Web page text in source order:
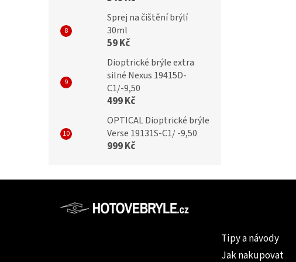
Sprej na čištění brýlí
30ml
59 Kč
Dioptrické brýle extra
silné Nexus 19415D-
C1/-9,50
499 Kč
OPTICAL Dioptrické brýle
Verse 19131S-C1/ -9,50
999 Kč
Tipy a návody
Jak nakupovat